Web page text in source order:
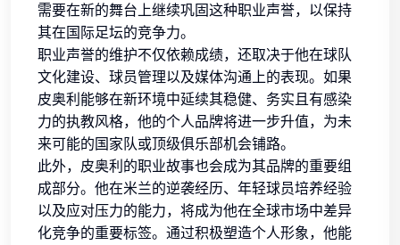
需要在新的舞台上继续巩固这种职业声誉，以保持
其在国际足坛的竞争力。
职业声誉的维护不仅依赖成绩，还取决于他在球队
文化建设、球员管理以及媒体沟通上的表现。如果
皮奥利能够在新环境中延续其稳健、务实且有感染
力的执教风格，他的个人品牌将进一步升值，为未
来可能的国家队或顶级俱乐部机会铺路。
此外，皮奥利的职业故事也会成为其品牌的重要组
成部分。他在米兰的逆袭经历、年轻球员培养经验
以及应对压力的能力，将成为他在全球市场中差异
化竞争的重要标签。通过积极塑造个人形象，他能